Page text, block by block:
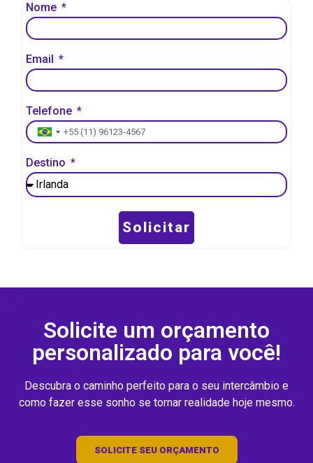
Nome
Email
Telefone
Brazil +55
Destino
Solicitar
Solicite um orçamento
personalizado para você!
Descubra o caminho perfeito para o seu intercâmbio e
como fazer esse sonho se tornar realidade hoje mesmo.
SOLICITE SEU ORÇAMENTO